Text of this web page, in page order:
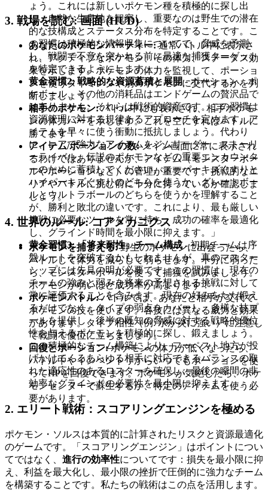
3. 戦場を読む: 画面 (HUD)
あなたのポケモンパーティー:通常バトル中に表示さ
れ、アクティブなポケモン、その体力、ステータス効
果を示します。ポケモンの体力を監視して、ポーショ
ンを使うタイミングや別のポケモンに交代するかを判
断しましょう。
相手のポケモン:バトル中にも表示され、相手ポケモ
ンの体力バーを示します。これを空にすればバトルに
勝てます！
アイテム/ポーションの数:メイン画面に常に表示され
るわけではありませんが、アイテム（モンスターボー
ルやポーションなど）の管理が重要です。挑戦的なエ
リアやバトルに挑む前に十分に持っているか確認しま
しょう。
4. 世界のルール: コアメカニクス
ポケモンを捕まえる:野生のポケモンに出会ったら、
バトルして体力を減らして弱らせます。十分に弱った
ら、モンスターボールを使って捕獲を試みましょう。
ポケモンが弱いほど成功率が高まります！
ポケモンバトル:バトルでは、あなたと相手が交代で
ポケモンの技を使います。各技には異なる威力と効果
があります。タイプ相性（例: 水が炎に強い）に注意し
て戦闘で優位に立ちましょう。
回復とポーション:ポケモンの体力が低くなったら、
バトル中やインベントリからいつでもポーションを使
ってHPを回復できます。ポケモンが気絶したら、ポケ
モンセンターで蘇生するか、特定のアイテムを使う必
要があります。
ょう。これには新しいポケモン種を積極的に探し出
し、自然な生息地を観察し、重要なのは野生での潜在
的な技構成とステータス分布を特定することです。こ
の習慣は積極的な情報収集についてで、脅威を予測
し、戦闘で不意を突かれる前に最適な捕獲ターゲット
を特定できるようにします。」
黄金習慣2: 戦略的な資源蓄積と展開- ポーション、ポ
ケボール、その他の消耗品はエンドゲームの贅沢品で
はありません。それらは戦術的資産です。この習慣は
資源管理に対する規律あるアプローチを定めます。ア
イテムを早々に使う衝動に抵抗しましょう。代わり
に、レアで強力なアイテムをジムリーダー、ストーリ
ーライバル、伝説のポケモンなどの重要エンカウンタ
ーのために蓄積してください。スーパーキズぐすりと
ハイパーキズぐすりのどちらを使うか、グレートボー
ルとウルトラボールのどちらを使うかを理解すること
が、勝利と敗北の違いです。これにより、最も厳しい
挑戦に必要なツールを常に持ち、成功の確率を最適化
し、グラインド時間を最小限に抑えます。」
黄金習慣3: 「将来耐性」チーム構成- 初期チームは序
盤ルートを突破するかもしれませんが、真のマスター
シップには先見の明が必要です。この習慣は、現在の
チームの強みと弱みを将来の予想される挑戦に対して
常に評価することを含みます。現在の好みをただ鍛え
るだけでなく、タイプの弱点をカバーし、多様な技プ
ールを提供し、後半の既知の脅威に対する戦略的優位
性を与えるポケモンを積極的に探し、鍛えましょう。
この積極的なチーム構築により、フーペスト地方が投
げかけてくるあらゆる相手に対応できるバランスの取
れた適応性のあるロスターを確保し、最後の瞬間の非
効率なグラインドの必要性を最小限に抑えます。」
2. エリート戦術：スコアリングエンジンを極める
ポケモン・ソルスは本質的に計算されたリスクと資源最適化
のゲームです。「スコアリングエンジン」はポイントについ
てではなく、 進行の効率性についてです：損失を最小限に抑
え、利益を最大化し、最小限の挫折で圧倒的に強力なチーム
を構築することです。私たちの戦術はこの点を活用します。